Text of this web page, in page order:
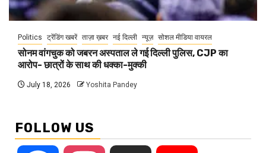
Politics ट्रेंडिंग खबरें ताज़ा ख़बर नई दिल्ली न्यूज़ सोशल मीडिया वायरल
सोनम वांगचुक को जबरन अस्पताल ले गई दिल्ली पुलिस, CJP का
आरोप- छात्रों के साथ की धक्का-मुक्की
July 18, 2026 Yoshita Pandey
FOLLOW US